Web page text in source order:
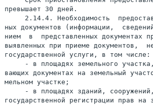
превышает 30 дней.
2.14.4. Необходимость
ных документов (информации,
нием  в  представленных документах
выявленных при приеме документов,
государственной услуги, в том числе:
- в площадях земельного
вающих документах на земельный
мельном участке;
- в площадях зданий,
государственной регистрации прав